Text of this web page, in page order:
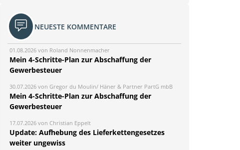
NEUESTE KOMMENTARE
01.08.2026 von Roland Nonnenmacher
Mein 4-Schritte-Plan zur Abschaffung der
Gewerbesteuer
30.07.2026 von Gregor du Moulin/ Häner & Partner PartG mbB
Mein 4-Schritte-Plan zur Abschaffung der
Gewerbesteuer
17.07.2026 von Christian Eppelt
Update: Aufhebung des Lieferkettengesetzes
weiter ungewiss